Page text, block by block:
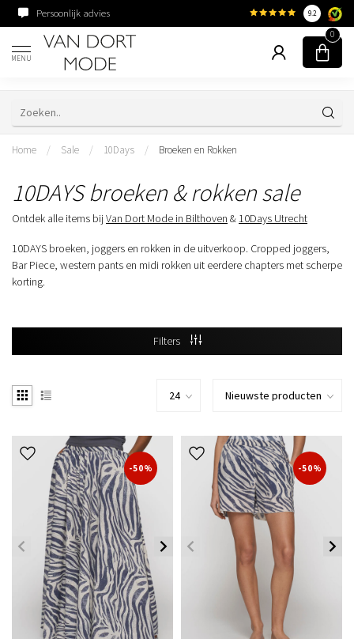
Persoonlijk advies Familiebedrijf sinds
9.2
MENU
0
Home / Sale / 10Days / Broeken en Rokken
10DAYS broeken & rokken sale
Ontdek alle items bij Van Dort Mode in Bilthoven & 10Days Utrecht
10DAYS broeken, joggers en rokken in de uitverkoop. Cropped joggers,
Bar Piece, western pants en midi rokken uit eerdere chapters met scherpe
korting.
Filters
-50% -50%